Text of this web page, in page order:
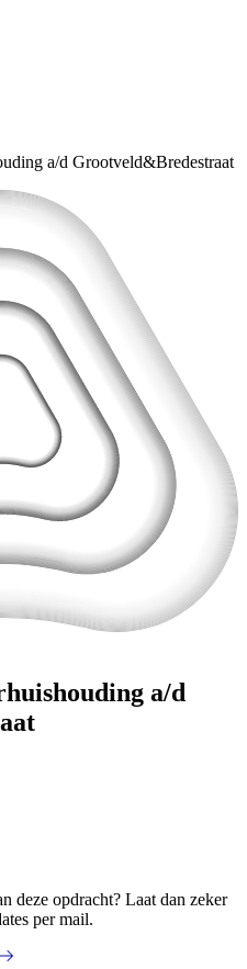
a/d Grootveld&Bredestraat
a/d
deze opdracht? Laat dan zeker
per mail.